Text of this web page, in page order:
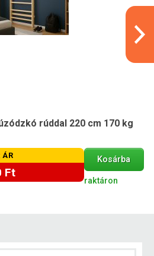
rúddal 220 cm 170 kg
ÁR
Ft
Kosárba
raktáron